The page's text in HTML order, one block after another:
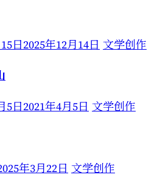
日2025年12月14日 文学创作
5日2021年4月5日 文学创作
年3月22日 文学创作